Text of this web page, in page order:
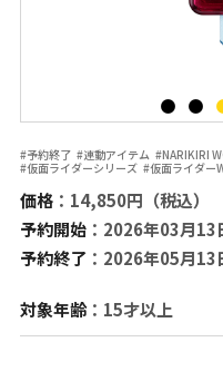
#予約終了 #連動アイテム #NARIKIRI
#仮面ライダーシリーズ #仮面ライダー
価格：14,850円（税込）
予約開始：2026年03月13
予約終了：2026年05月13
対象年齢：15才以上